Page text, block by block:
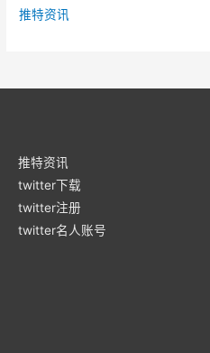
推特资讯
推特资讯
twitter下载
twitter注册
twitter名人账号